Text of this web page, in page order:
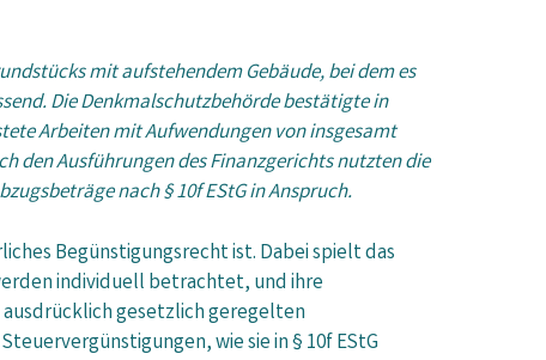
mit aufstehendem Gebäude, bei dem es
Die Denkmalschutzbehörde bestätigte in
Arbeiten mit Aufwendungen von insgesamt
den Ausführungen des Finanzgerichts nutzten die
nach § 10f EStG in Anspruch.
Begünstigungsrecht ist. Dabei spielt das
individuell betrachtet, und ihre
gesetzlich geregelten
wie sie in § 10f EStG